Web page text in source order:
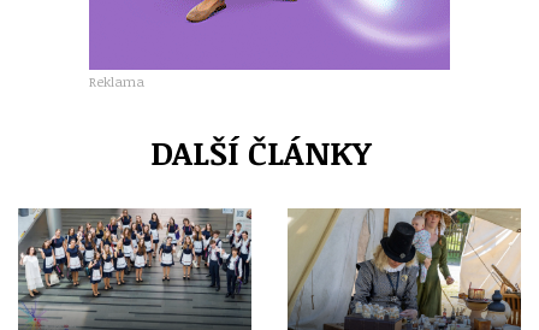
Reklama
DALŠÍ ČLÁNKY